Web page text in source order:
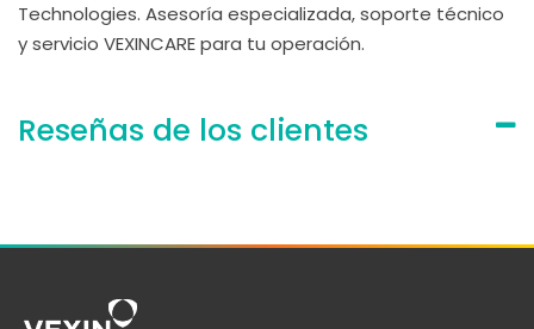
Technologies. Asesoría especializada, soporte técnico
y servicio VEXINCARE para tu operación.
Reseñas de los clientes